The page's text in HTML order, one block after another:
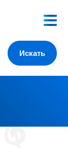
Искать